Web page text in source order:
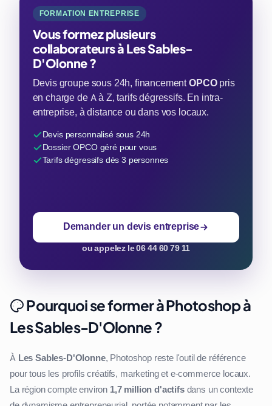
FORMATION ENTREPRISE
Vous formez plusieurs
collaborateurs à Les Sables-
D'Olonne ?
Devis groupe sous 24h, financementOPCOpris
en charge de A à Z, tarifs dégressifs. En intra-
entreprise, à distance ou dans vos locaux.
Devis personnalisé sous 24h
Dossier OPCO géré pour vous
Tarifs dégressifs dès 3 personnes
Demander un devis entreprise
ou appelez le 06 44 60 79 11
Pourquoi se former à Photoshop à
Les Sables-D'Olonne ?
À Les Sables-D'Olonne, Photoshop reste l'outil de référence
pour tous les profils créatifs, marketing et e-commerce locaux.
La région compte environ 1,7 million d'actifsdans un contexte